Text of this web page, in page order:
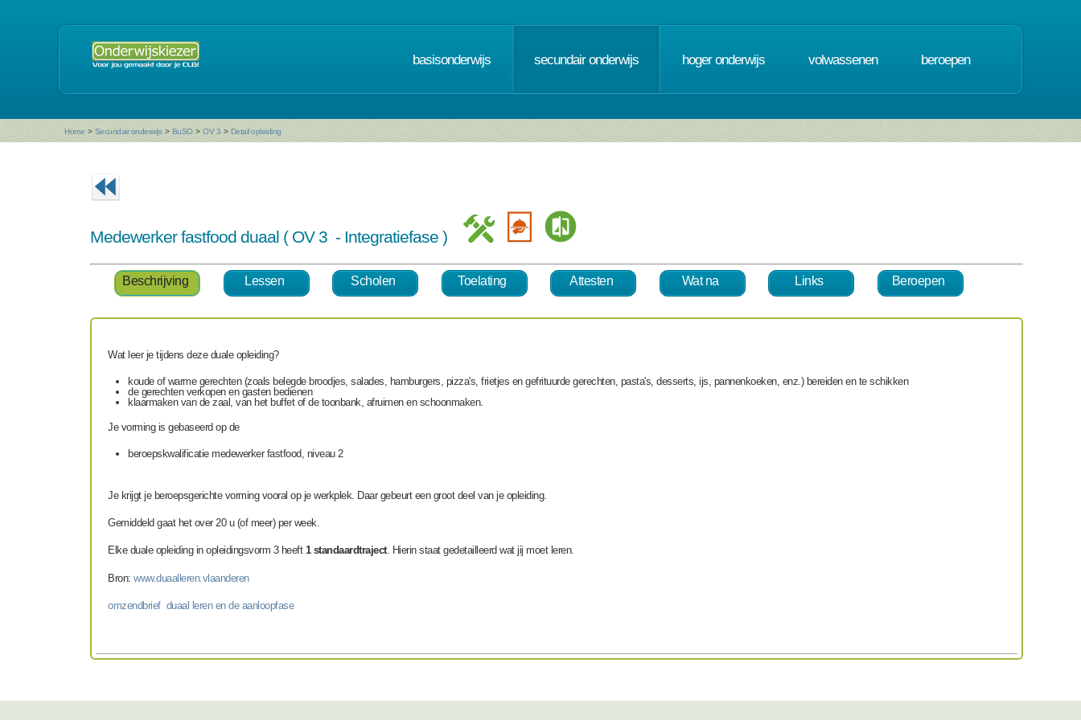
basisonderwijs secundair onderwijs hoger onderwijs volwassenen beroepen
Home > Secundair onderwijs > BuSO > OV 3 > Detail opleiding
Medewerker fastfood duaal ( OV 3 - Integratiefase )
Beschrijving Lessen Scholen Toelating Attesten Wat na Links Beroepen
Wat leer je tijdens deze duale opleiding?
koude of warme gerechten (zoals belegde broodjes, salades, hamburgers, pizza's, frietjes en gefrituurde gerechten, pasta's, desserts, ijs, pannenkoeken, enz.) bereiden en te schikken
de gerechten verkopen en gasten bedienen
klaarmaken van de zaal, van het buffet of de toonbank, afruimen en schoonmaken.
Je vorming is gebaseerd op de
beroepskwalificatie medewerker fastfood, niveau 2
Je krijgt je beroepsgerichte vorming vooral op je werkplek. Daar gebeurt een groot deel van je opleiding.
Gemiddeld gaat het over 20 u (of meer) per week.
Elke duale opleiding in opleidingsvorm 3 heeft 1 standaardtraject. Hierin staat gedetailleerd wat jij moet leren.
Bron: www.duaalleren.vlaanderen
omzendbrief duaal leren en de aanloopfase